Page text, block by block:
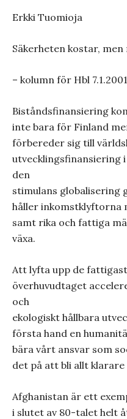
Erkki Tuomioja
Säkerheten kostar,
– kolumn för Hbl 7.1.2001
Biståndsfinansiering
inte bara för Finland
förbereder sig till
utvecklingsfinansiering
den
stimulans globalisering
håller inkomstklyftorna
samt rika och fattiga
växa.
Att lyfta upp de
överhuvudtaget
och
ekologiskt hållbara
första hand en
bära vårt ansvar som
det på att bli allt klarare
Afghanistan är ett
i slutet av 80-talet helt